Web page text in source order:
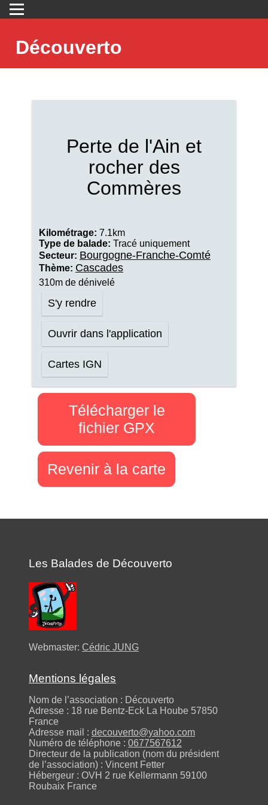
Découverto
Perte de l'Ain et
rocher des
Commères
Kilométrage: 7.1km
Type de balade: Tracé uniquement
Secteur: Bourgogne-Franche-Comté
Thème: Cascades
310m de dénivelé
S'y rendre
Ouvrir dans l'application
Cartes IGN
Télécharger le
fichier GPX
Revenir à la carte
Les Balades de Découverto
Webmaster: Cédric JUNG
Mentions légales
Nom de l’association : Découverto
Adresse : 18 rue Bentz-Eck La Hoube 57850
France
Adresse mail : decouverto@yahoo.com
Numéro de téléphone : 0677567612
Directeur de la publication (nom du président
de l’association) : Vincent Fetter
Hébergeur : OVH 2 rue Kellermann 59100
Roubaix France